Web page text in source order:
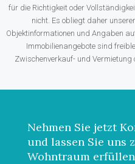
für die Richtigkeit oder
nicht. Es obliegt daher
Objektinformationen und Angaben
Immobilienangebote sind
Zwischenverkauf- und
Nehmen Sie jetzt
und lassen Sie uns
Wohntraum erfüllen